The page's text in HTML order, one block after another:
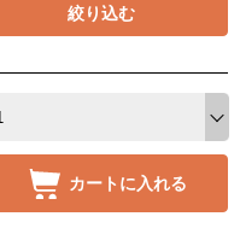
絞り込む
カートに入れる